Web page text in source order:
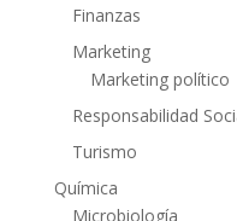
Finanzas
Marketing
Marketing político
Responsabilidad
Turismo
Química
Microbiología